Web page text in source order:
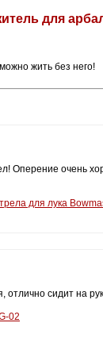
для
жить без него!
Оперение очень
для лука
сидит на
02